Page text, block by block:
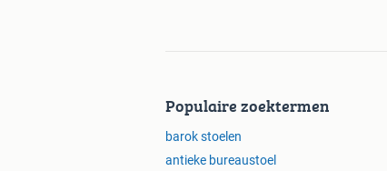
Populaire zoektermen
barok stoelen
antieke bureaustoel